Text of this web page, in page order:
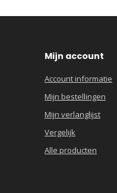
Mijn account
Account informatie
Mijn bestellingen
Mijn verlanglijst
Vergelijk
Alle producten